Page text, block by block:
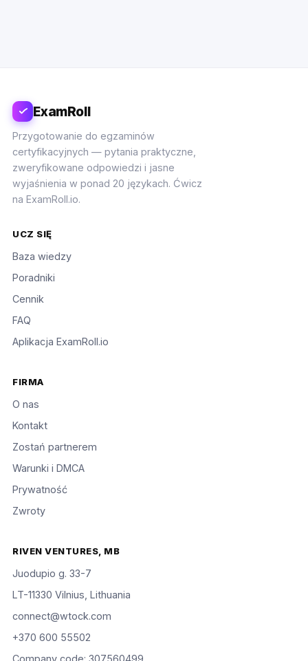
ExamRoll
Przygotowanie do egzaminów
certyfikacyjnych — pytania praktyczne,
zweryfikowane odpowiedzi i jasne
wyjaśnienia w ponad 20 językach. Ćwicz
na ExamRoll.io.
UCZ SIĘ
Baza wiedzy
Poradniki
Cennik
FAQ
Aplikacja ExamRoll.io
FIRMA
O nas
Kontakt
Zostań partnerem
Warunki i DMCA
Prywatność
Zwroty
RIVEN VENTURES, MB
Juodupio g. 33-7
LT-11330 Vilnius, Lithuania
connect@wtock.com
+370 600 55502
Company code: 307560499